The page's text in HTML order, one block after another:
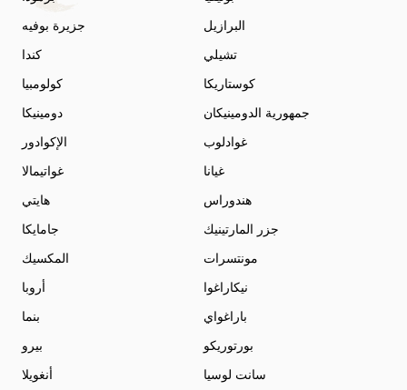
جزيرة بوفيه
البرازيل
كندا
تشيلي
كولومبيا
كوستاريكا
دومينيكا
جمهورية الدومينيكان
الإكوادور
غوادلوب
غواتيمالا
غيانا
هايتي
هندوراس
جامايكا
جزر المارتينيك
المكسيك
مونتسرات
أروبا
نيكاراغوا
بنما
باراغواي
بيرو
بورتوريكو
أنغويلا
سانت لوسيا